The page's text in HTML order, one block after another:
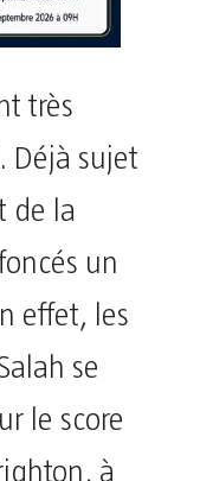
très
Déjà sujet
de la
un
effet, les
se
le score
à